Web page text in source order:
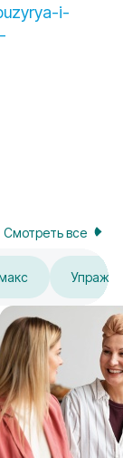
i-
Смотреть все